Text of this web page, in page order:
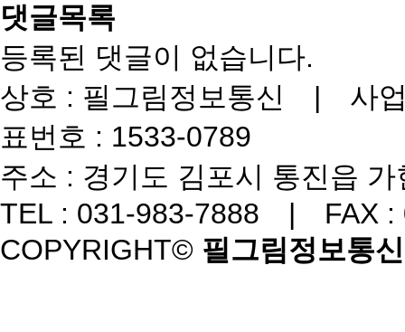
댓글목록
등록된 댓글이 없습니다.
상호 : 필그림정보통신 | 사
표번호 : 1533-0789
주소 : 경기도 김포시 통진읍
TEL : 031-983-7888 | FAX :
COPYRIGHT© 필그림정보통